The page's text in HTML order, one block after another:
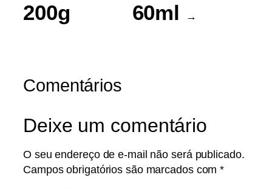
200g
60ml
→
Comentários
Deixe um comentário
O seu endereço de e-mail não será publicado.
Campos obrigatórios são marcados com*